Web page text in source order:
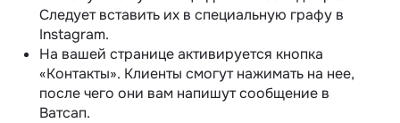
Следует вставить их в специальную графу в
Instagram.
На вашей странице активируется кнопка
«Контакты». Клиенты смогут нажимать на нее,
после чего они вам напишут сообщение в
Ватсап.